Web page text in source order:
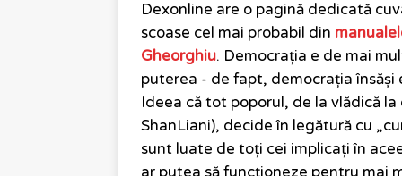
Dexonline are o pagină dedicată
scoase cel mai probabil din
Gheorghiu. Democrația e de mai
puterea - de fapt, democrația însăși
Ideea că tot poporul, de la vlădică
ShanLiani), decide în legătură cu
sunt luate de toți cei implicați în